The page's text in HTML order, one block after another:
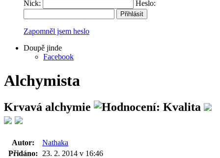
Nick: Heslo:
Zapomněl jsem heslo
Doupě jinde
Facebook
Alchymista
Krvavá alchymie
Autor:
Nathaka
Přidáno:
23. 2. 2014 v 16:46